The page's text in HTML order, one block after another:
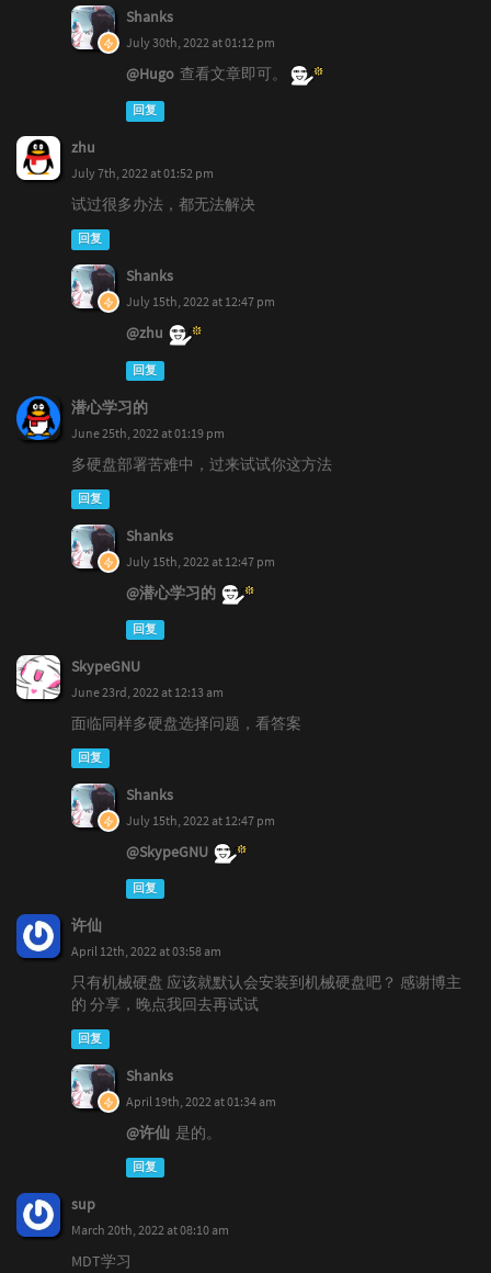
Shanks
July 30th, 2022 at 01:12 pm
@Hugo 查看文章即可。
回复
zhu
July 7th, 2022 at 01:52 pm
试过很多办法，都无法解决
回复
Shanks
July 15th, 2022 at 12:47 pm
@zhu
回复
潜心学习的
June 25th, 2022 at 01:19 pm
多硬盘部署苦难中，过来试试你这方法
回复
Shanks
July 15th, 2022 at 12:47 pm
@潜心学习的
回复
SkypeGNU
June 23rd, 2022 at 12:13 am
面临同样多硬盘选择问题，看答案
回复
Shanks
July 15th, 2022 at 12:47 pm
@SkypeGNU
回复
许仙
April 12th, 2022 at 03:58 am
只有机械硬盘 应该就默认会安装到机械硬盘吧？ 感谢博主
的 分享，晚点我回去再试试
回复
Shanks
April 19th, 2022 at 01:34 am
@许仙 是的。
回复
sup
March 20th, 2022 at 08:10 am
MDT学习